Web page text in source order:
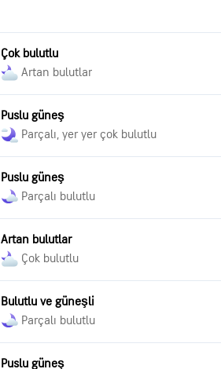
Çok bulutlu
Artan bulutlar
Puslu güneş
Parçalı, yer yer çok bulutlu
Puslu güneş
Parçalı bulutlu
Artan bulutlar
Çok bulutlu
Bulutlu ve güneşli
Parçalı bulutlu
Puslu güneş